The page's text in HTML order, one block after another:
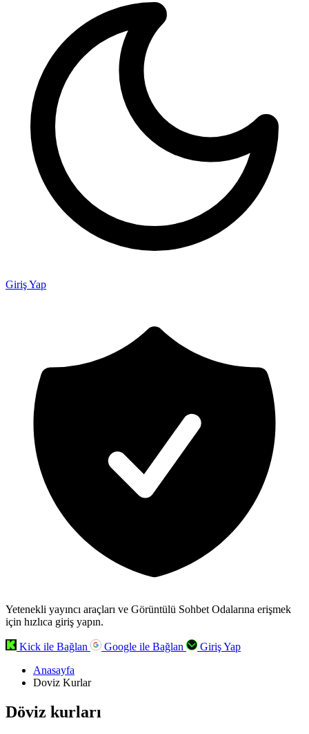
Giriş Yap
Yetenekli yayıncı araçları ve Görüntülü Sohbet Odalarına erişmek
için hızlıca giriş yapın.
Kick ile Bağlan Google ile Bağlan
Giriş Yap
Anasayfa
Doviz Kurlar
Döviz kurları